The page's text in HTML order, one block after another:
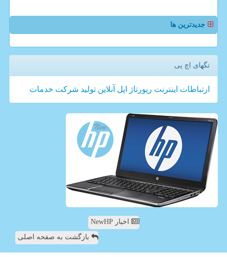
جدیدترین ها
تگهای اچ پی
ارتباطات اینترنت رپورتاژ اپل آنلاین تولید شركت خدمات
اخبار NewHP
بازگشت به صفحه اصلی